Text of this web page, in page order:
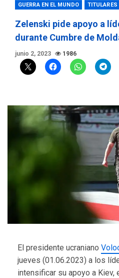
GUERRA EN EL MUNDO TITULARES
Zelenski pide apoyo a
durante Cumbre de
junio 2, 2023 1986
El presidente ucraniano
jueves (01.06.2023) a los
intensificar su apoyo a Kiev,